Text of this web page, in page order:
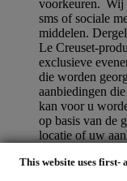
This website uses
voorkeuren. Wij
sms of sociale
middelen.
Le Creuset-
exclusieve
die worden
aanbiedingen
kan voor u
op basis van de
locatie of uw
interesses beter